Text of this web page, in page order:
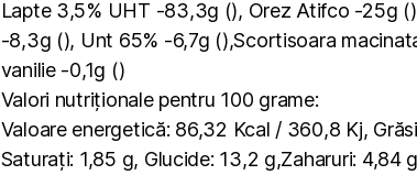
Lapte 3,5% UHT -83,3g (), Orez Atifco -25g
-8,3g (), Unt 65% -6,7g (),Scortisoara
vanilie -0,1g ()
Valori nutriționale pentru 100 grame:
Valoare energetică: 86,32 Kcal / 360,8 Kj,
Saturați: 1,85 g, Glucide: 13,2 g,Zaharuri: 4,84